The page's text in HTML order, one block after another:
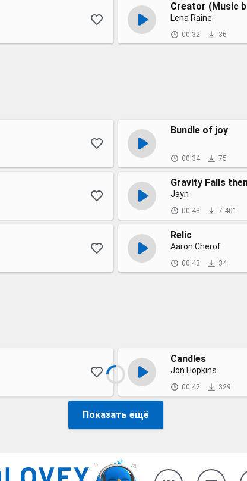
Creator (Music
Lena Raine
00:32 36
Bundle of joy
00:34 75
Gravity Falls
Jayn
00:43 7 401
Relic
Aaron Cherof
00:43 34
Candles
Jon Hopkins
00:42 329
Показать ещё